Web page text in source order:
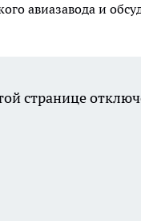
авиазавода и
странице